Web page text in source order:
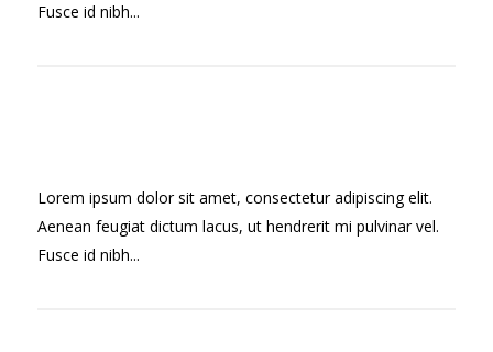
Fusce id nibh...
Lorem ipsum dolor sit amet, consectetur adipiscing elit.
Aenean feugiat dictum lacus, ut hendrerit mi pulvinar vel.
Fusce id nibh...